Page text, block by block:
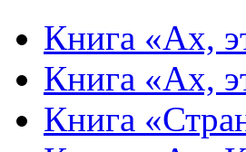
Книга «Ах,
Книга «Ах,
Книга